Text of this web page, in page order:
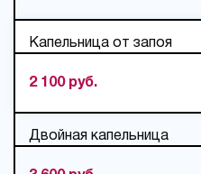
Капельница от запоя
2 100 руб.
Двойная капельница